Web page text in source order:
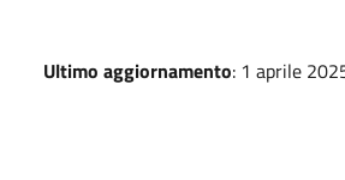
Ultimo aggiornamento: 1 aprile